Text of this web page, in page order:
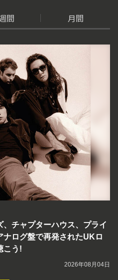
間 月間
チャプターハウス、プライ
ログ盤で再発されたUKロ
こう!
2026年08月04日